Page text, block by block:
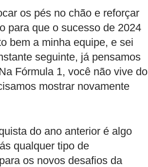
os pés no chão e reforçar
para que o sucesso de 2024
bem a minha equipe, e sei
seguinte, já pensamos
Fórmula 1, você não vive do
mostrar novamente
do ano anterior é algo
qualquer tipo de
os novos desafios da